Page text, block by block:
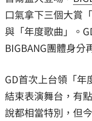
口氣拿下三個大賞
與「年度歌曲」。
BIGBANG團體身分
GD首次上台領「年
結束表演舞台，有
說都相當特別，但